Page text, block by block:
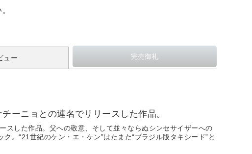
ュー
ーニョとの連名でリリースした作品。
スした作品。父への敬意、そして並々ならぬシンセサイザーへの
。“21世紀のケン・エ・ケン”はたまた“ブラジル版タキシード”と